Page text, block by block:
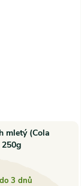
mletý (Cola
3 dnů